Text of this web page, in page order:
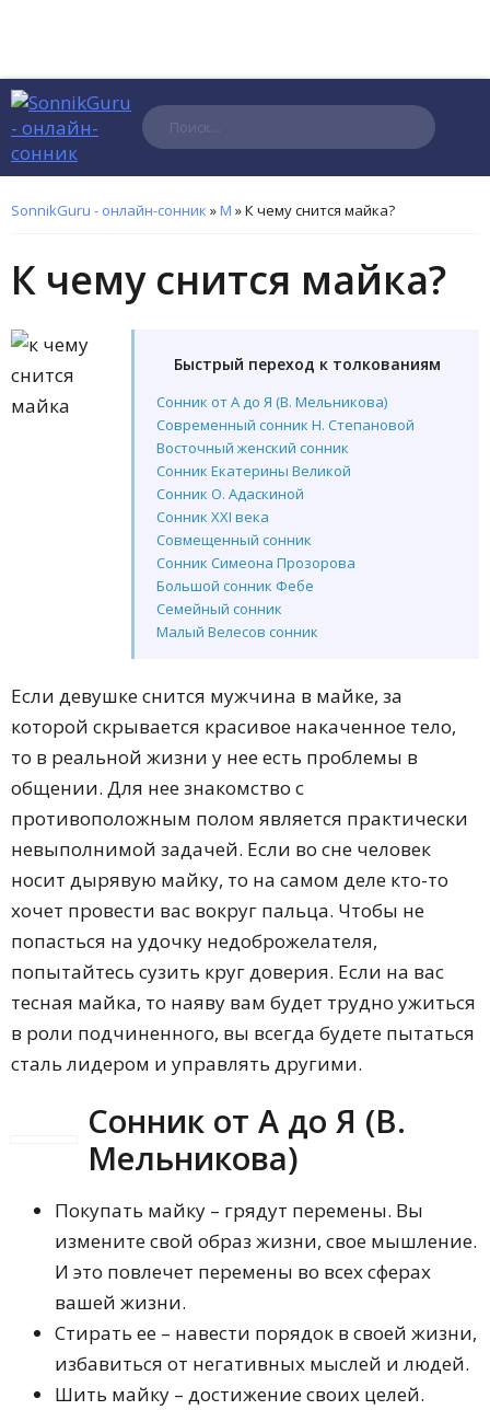
Поиск
SonnikGuru - онлайн-сонник »М »К чему снится майка?
К чему снится майка?
Быстрый переход к толкованиям
Сонник от А до Я (В. Мельникова)
Современный сонник Н. Степановой
Восточный женский сонник
Сонник Екатерины Великой
Сонник О. Адаскиной
Сонник XXI века
Совмещенный сонник
Сонник Симеона Прозорова
Большой сонник Фебе
Семейный сонник
Малый Велесов сонник
Сонник З. Фрейда
Если девушке снится мужчина в майке, за
которой скрывается красивое накаченное тело,
то в реальной жизни у нее есть проблемы в
общении. Для нее знакомство с
противоположным полом является практически
невыполнимой задачей. Если во сне человек
носит дырявую майку, то на самом деле кто-то
хочет провести вас вокруг пальца. Чтобы не
попасться на удочку недоброжелателя,
попытайтесь сузить круг доверия. Если на вас
тесная майка, то наяву вам будет трудно ужиться
в роли подчиненного, вы всегда будете пытаться
сталь лидером и управлять другими.
Сонник от А до Я (В.
Мельникова)
Покупать майку – грядут перемены. Вы
измените свой образ жизни, свое мышление.
И это повлечет перемены во всех сферах
вашей жизни.
Стирать ее – навести порядок в своей жизни,
избавиться от негативных мыслей и людей.
Шить майку – достижение своих целей.